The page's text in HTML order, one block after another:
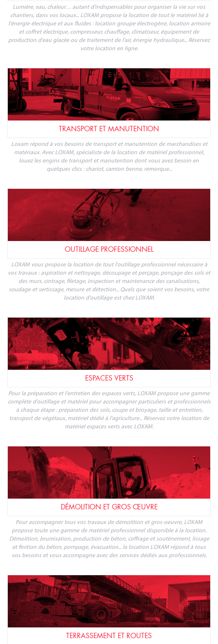
Lumière, eau, chaleur… autant d'indispensables pour organiser la vie sur vos
chantiers, dans vos locaux... LOXAM propose la location de tout le matériel lié à
l'énergie électrique et aux fluides : location groupe électrogène, location armoire
et coffret électrique, compresseur, chauffage, climatiseur, équipement de
production d'eau glacée ou de traitement de l'air, énergie hydraulique... Réservez
votre location en ligne.
TRANSPORT ET MANUTENTION
Loxam répond à vos besoins de transport et manutention de marchandises et
matériaux. Avec LOXAM, spécialiste de la location de matériel professionnel,
louez les engins de transport et manutention dont vous avez besoin en
quelques clics : chariot, camion benne, remorque...
OUTILLAGE PROFESSIONNEL
LOXAM vous propose la location de tout l'outillage professionnel nécessaire à
vos travaux : aspiration et nettoyage, découpage et perçage, ponçage des sols et
des murs, cintrage, filetage, inspection et maintenance des canalisations,
soudage et sertissage, mesure et détection... Quels que soient vos besoins, votre
location d'outillage est chez LOXAM.
ESPACES VERTS
Pour la préparation et l'entretien des espaces verts, LOXAM propose une gamme
complète d'outillage et matériel pour accompagner particuliers et professionnels
à chaque étape : préparation des sols, coupe et broyage, taille et entretien,
transport de végétaux, matériel dédié à l'agriculture... Réservez votre location de
matériel espaces verts avec LOXAM.
DÉMOLITION ET GROS ŒUVRE
Pour accompagner tous vos travaux de démolition et gros-oeuvre, LOXAM
propose toute une gamme de matériel professionnel disponible à la location.
Démolition, brumisation, production de béton, coffrage et soutènement, lissage
et finition du béton, pompage, évacuation... la location LOXAM répond à tous
vos besoins et vous accompagne avec des services dédiés aux professionnels.
TERRASSEMENT ET ROUTES